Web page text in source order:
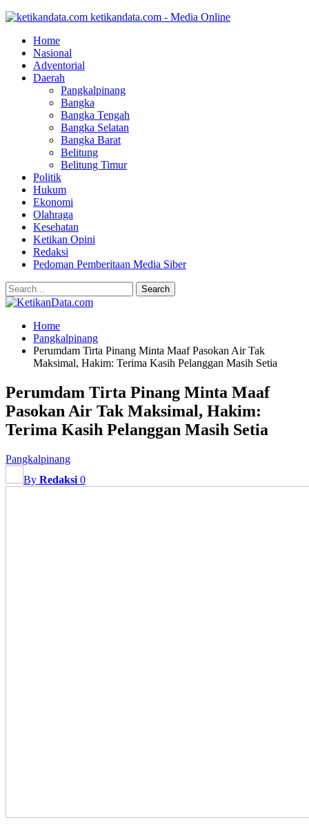
ketikandata.com - Media Online
Home
Nasional
Adventorial
Daerah
Pangkalpinang
Bangka
Bangka Tengah
Bangka Selatan
Bangka Barat
Belitung
Belitung Timur
Politik
Hukum
Ekonomi
Olahraga
Kesehatan
Ketikan Opini
Redaksi
Pedoman Pemberitaan Media Siber
Home
Pangkalpinang
Perumdam Tirta Pinang Minta Maaf Pasokan Air Tak
Maksimal, Hakim: Terima Kasih Pelanggan Masih Setia
Perumdam Tirta Pinang Minta Maaf
Pasokan Air Tak Maksimal, Hakim:
Terima Kasih Pelanggan Masih Setia
Pangkalpinang
By Redaksi 0